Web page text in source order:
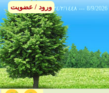
٢٤/٢/١٤٤٨ --- 8/9/2026 ورود / عضویت